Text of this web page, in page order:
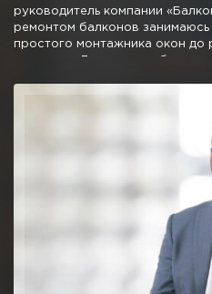
руководитель компании
ремонтом балконов
простого монтажника окон до
благоустройства балконов и
Мне не очень хочется писать
10 летнюю гарантию, как это
отмечу одно, мне не стыдно за
Можете вызвать десяток
ценовую политику и
Надеюсь на честное и